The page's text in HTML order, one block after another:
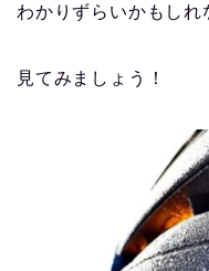
わかりずらいかもし
見てみましょう！